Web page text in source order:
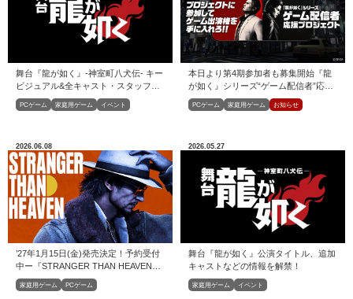
PCゲーム 家庭用ゲーム イベント
舞台『龍が如く』-神室町八犬伝- キー
ビジュアル&全キャスト・スタッフ解
禁！
PCゲーム 家庭用ゲーム お知らせ
本日より第4期参加者も募集開始『龍
が如く』シリーズ“ゲーム配信者”応援
プロジェクト
2026.06.08
家庭用ゲーム PCゲーム
’27年1月15日(金)発売決定！予約受付
中ー『STRANGER THAN HEAVEN』
今冬発売決定！
2026.05.27
家庭用ゲーム イベント
舞台『龍が如く』公演タイトル、追加
キャストなどの情報を解禁！